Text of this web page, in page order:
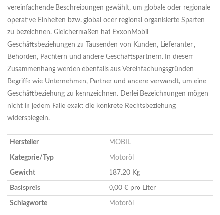
vereinfachende Beschreibungen gewählt, um globale oder regionale
operative Einheiten bzw. global oder regional organisierte Sparten
zu bezeichnen. Gleichermaßen hat ExxonMobil
Geschäftsbeziehungen zu Tausenden von Kunden, Lieferanten,
Behörden, Pächtern und andere Geschäftspartnern. In diesem
Zusammenhang werden ebenfalls aus Vereinfachungsgründen
Begriffe wie Unternehmen, Partner und andere verwandt, um eine
Geschäftbeziehung zu kennzeichnen. Derlei Bezeichnungen mögen
nicht in jedem Falle exakt die konkrete Rechtsbeziehung
widerspiegeln.
Hersteller MOBIL
Kategorie/Typ Motoröl
Gewicht 187.20 Kg
Basispreis 0,00 € pro Liter
Schlagworte Motoröl